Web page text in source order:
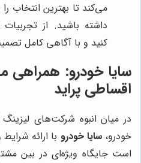
می‌کند تا بهترین انتخاب
داشته باشید. از تجربیات
کنید و با آگاهی کامل
سایا خودرو: همراهی
اقساطی پراید
در میان انبوه شرکت‌های
خودرو،سایا خودرو با ارائه
است جایگاه ویژه‌ای در بین